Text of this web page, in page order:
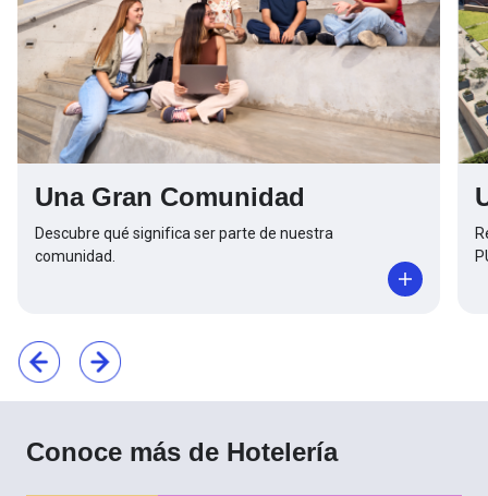
Una Gran Comunidad
Descubre qué significa ser parte de nuestra
comunidad.
Conoce más de Hotelería